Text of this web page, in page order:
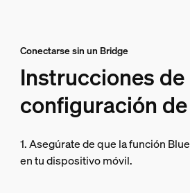
Conectarse sin un Bridge
Instrucciones de
configuración
1. Asegúrate de que la función
en tu dispositivo móvil.